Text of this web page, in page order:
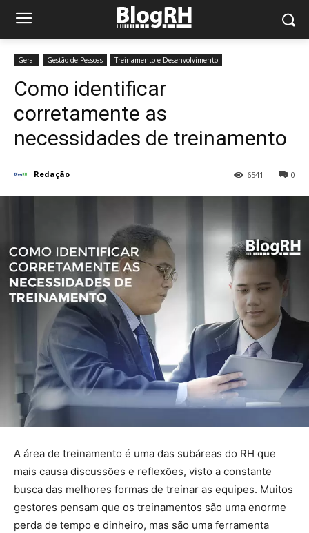
Geral Gestão de Pessoas Treinamento e Desenvolvimento
Como identificar
corretamente as
necessidades de treinamento
Redação 0
6541
A área de treinamento é uma das subáreas do RH que
mais causa discussões e reflexões, visto a constante
busca das melhores formas de treinar as equipes. Muitos
gestores pensam que os treinamentos são uma enorme
perda de tempo e dinheiro, mas são uma ferramenta